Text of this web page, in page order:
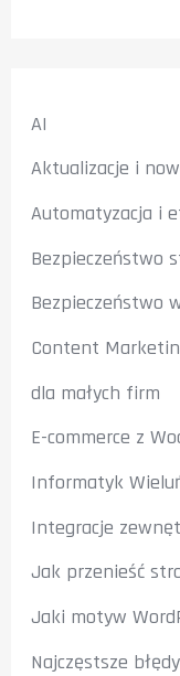
AI
Aktualizacje i
Automatyzacja i
Bezpieczeństwo
Bezpieczeństwo
Content
dla małych firm
E-commerce z
Informatyk
Integracje
Jak przenieść
Jaki motyw
Najczęstsze